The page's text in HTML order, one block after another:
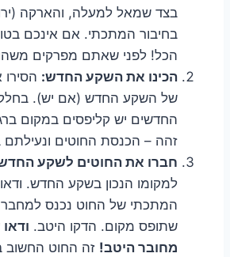
בצד שמאל למעלה, והארקה
בחיבור המתכתי. אם אינכם
הכל! לפני שאתם מפרקים
הכינו את השקע החדש: הסירו
של השקע החדש (אם יש).
החדשים יש קליפסים במקום
זהה – הכנסת החוטים
חברו את החוטים לשקע
למקומו הנכון בשקע החדש.
המתכתי של החוט נכנס למחבר,
שתופס מקום. הדקו היטב.
מחובר היטב! זה החוט החשוב